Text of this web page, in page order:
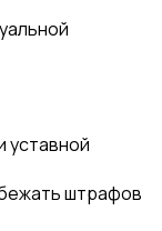
уставной
штрафов